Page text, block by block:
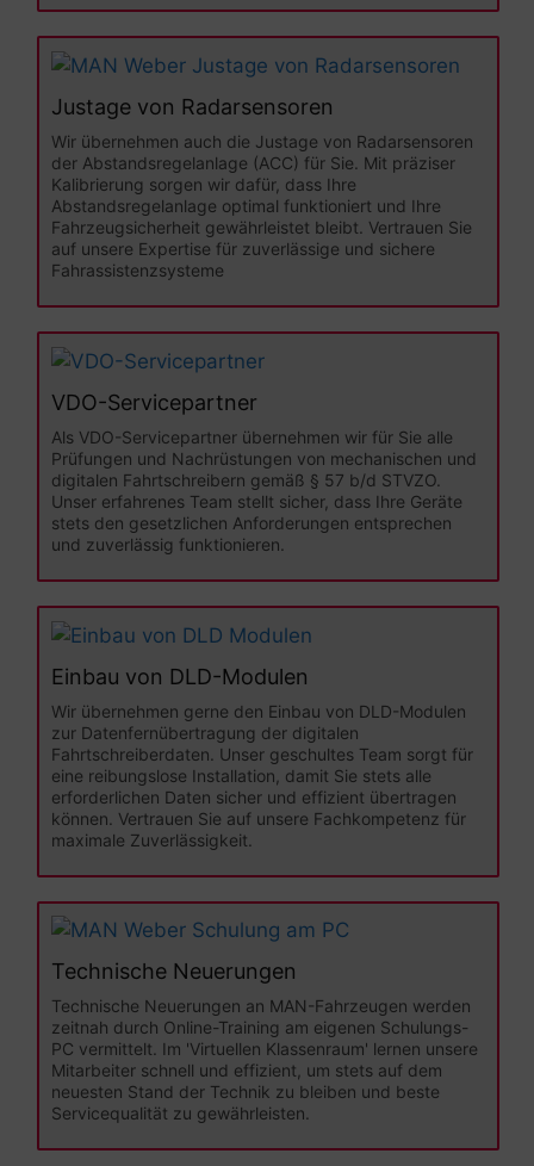
Justage von Radarsensoren
Wir übernehmen auch die Justage von Radarsensoren
der Abstandsregelanlage (ACC) für Sie. Mit präziser
Kalibrierung sorgen wir dafür, dass Ihre
Abstandsregelanlage optimal funktioniert und Ihre
Fahrzeugsicherheit gewährleistet bleibt. Vertrauen Sie
auf unsere Expertise für zuverlässige und sichere
Fahrassistenzsysteme
VDO-Servicepartner
Als VDO-Servicepartner übernehmen wir für Sie alle
Prüfungen und Nachrüstungen von mechanischen und
digitalen Fahrtschreibern gemäß § 57 b/d STVZO.
Unser erfahrenes Team stellt sicher, dass Ihre Geräte
stets den gesetzlichen Anforderungen entsprechen
und zuverlässig funktionieren.
Einbau von DLD-Modulen
Wir übernehmen gerne den Einbau von DLD-Modulen
zur Datenfernübertragung der digitalen
Fahrtschreiberdaten. Unser geschultes Team sorgt für
eine reibungslose Installation, damit Sie stets alle
erforderlichen Daten sicher und effizient übertragen
können. Vertrauen Sie auf unsere Fachkompetenz für
maximale Zuverlässigkeit.
Technische Neuerungen
Technische Neuerungen an MAN-Fahrzeugen werden
zeitnah durch Online-Training am eigenen Schulungs-
PC vermittelt. Im 'Virtuellen Klassenraum' lernen unsere
Mitarbeiter schnell und effizient, um stets auf dem
neuesten Stand der Technik zu bleiben und beste
Servicequalität zu gewährleisten.